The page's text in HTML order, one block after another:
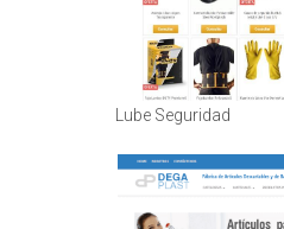
Lube Seguridad